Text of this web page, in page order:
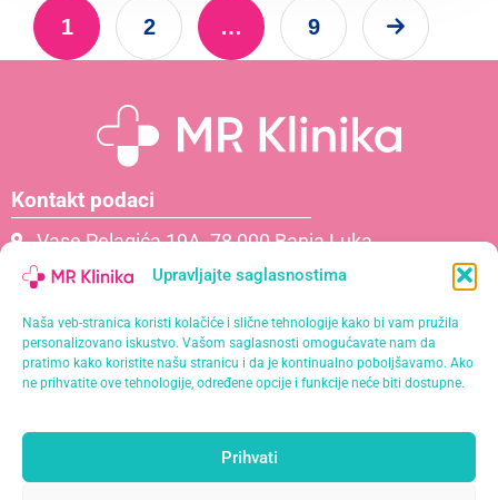
Upravljajte saglasnostima
Naša veb-stranica koristi kolačiće i slične tehnologije kako bi vam pružila
personalizovano iskustvo. Vašom saglasnosti omogućavate nam da
pratimo kako koristite našu stranicu i da je kontinualno poboljšavamo. Ako
ne prihvatite ove tehnologije, određene opcije i funkcije neće biti dostupne.
Prihvati
1 2 … 9
Naša misija je pružiti personalizirane usluge s
Kontakt podaci
Vase Pelagića 19A, 78 000 Banja Luka
066 061 000
info@mrklinika.ba
Politika privatnosti